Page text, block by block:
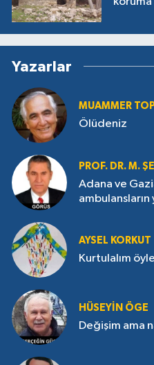
Yazarlar
MUAMMER
Ölüdeniz
PROF. DR. M.
Adana ve
ambulansların
AYSEL KORKUT
Kurtulalım
HÜSEYIN ÖGE
Değişim ama